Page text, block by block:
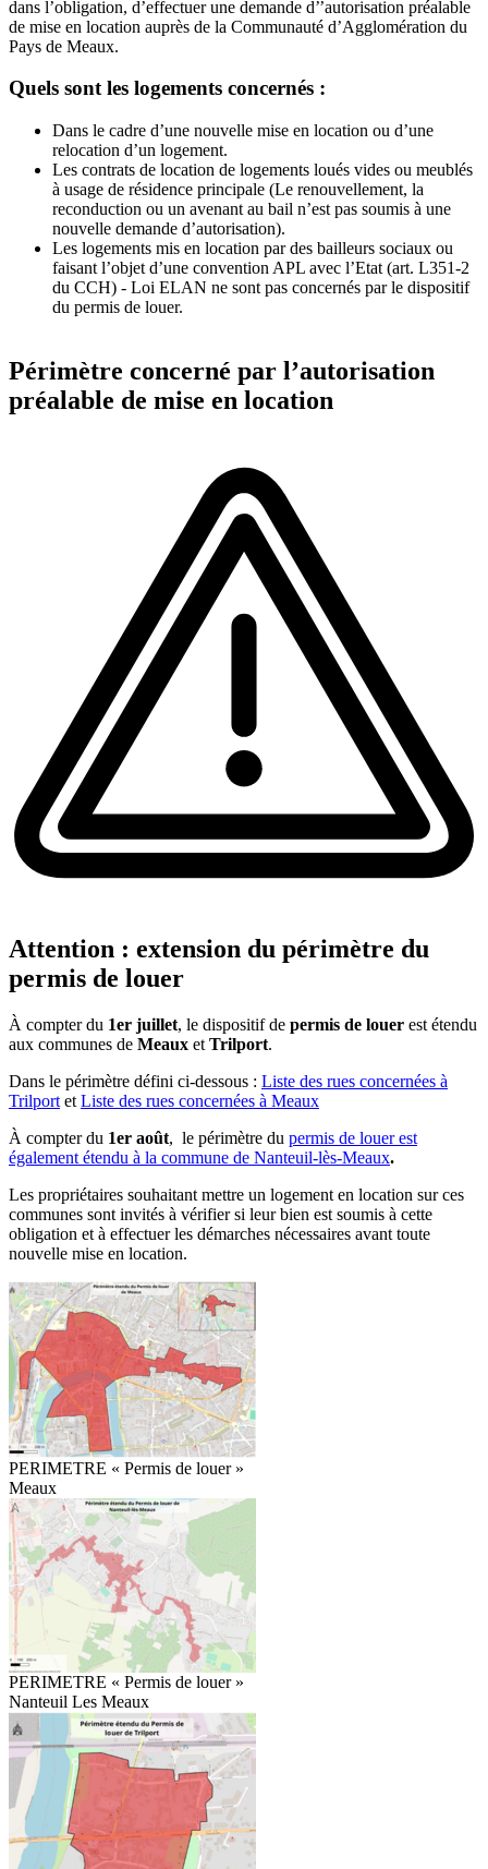
dans l’obligation, d’effectuer une demande d’’autorisation préalable
de mise en location auprès de la Communauté d’Agglomération du
Pays de Meaux.
Quels sont les logements concernés :
Dans le cadre d’une nouvelle mise en location ou d’une
relocation d’un logement.
Les contrats de location de logements loués vides ou meublés
à usage de résidence principale (Le renouvellement, la
reconduction ou un avenant au bail n’est pas soumis à une
nouvelle demande d’autorisation).
Les logements mis en location par des bailleurs sociaux ou
faisant l’objet d’une convention APL avec l’Etat (art. L351-2
du CCH) - Loi ELAN ne sont pas concernés par le dispositif
du permis de louer.
Périmètre concerné par l’autorisation
préalable de mise en location
Attention : extension du périmètre du
permis de louer
À compter du 1er juillet, le dispositif de permis de louer est étendu
aux communes de Meaux et Trilport.
Dans le périmètre défini ci-dessous : Liste des rues concernées à
Trilport et Liste des rues concernées à Meaux
À compter du 1er août, le périmètre du permis de louer est
également étendu à la commune de Nanteuil-lès-Meaux.
Les propriétaires souhaitant mettre un logement en location sur ces
communes sont invités à vérifier si leur bien est soumis à cette
obligation et à effectuer les démarches nécessaires avant toute
nouvelle mise en location.
PERIMETRE « Permis de louer »
Meaux
PERIMETRE « Permis de louer »
Nanteuil Les Meaux